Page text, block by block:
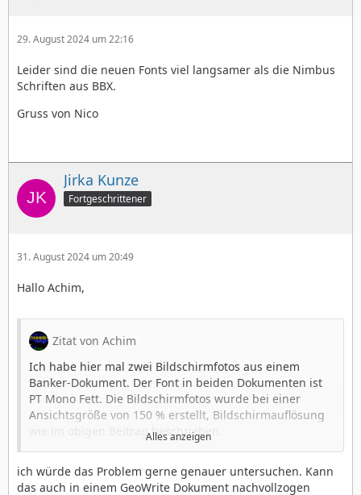
29. August 2024 um 22:16
Leider sind die neuen Fonts viel langsamer als die Nimbus
Schriften aus BBX.
Gruss von Nico
Jirka Kunze
Fortgeschrittener
31. August 2024 um 20:49
Hallo Achim,
Zitat von Achim
Ich habe hier mal zwei Bildschirmfotos aus einem
Banker-Dokument. Der Font in beiden Dokumenten ist
PT Mono Fett. Die Bildschirmfotos wurde bei einer
Ansichtsgröße von 150 % erstellt, Bildschirmauflösung
wie im obigen Beitrag beschrieben.
Alles anzeigen
ich würde das Problem gerne genauer untersuchen. Kann
das auch in einem GeoWrite Dokument nachvollzogen